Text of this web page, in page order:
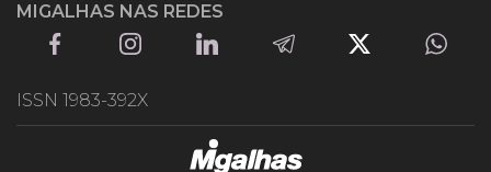
MIGALHAS NAS REDES
ISSN 1983-392X